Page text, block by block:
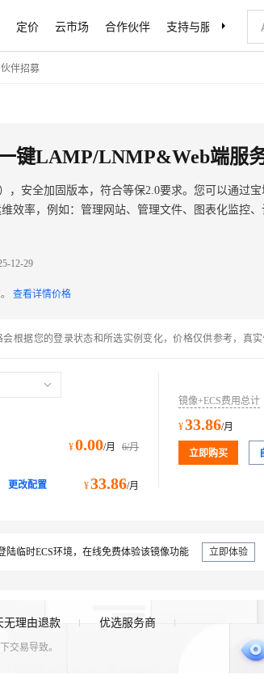
定价 云市场 合作伙伴 支持与服务 了
伙伴招募
键LAMP/LNMP&Web端服
安全加固版本，符合等保2.0要求。您可以通过宝
效率，例如：管理网站、管理文件、图表化监控、
12-29
查看详情价格
根据您的登录状态和所选实例变化，价格仅供参考，真实
¥0.00/月 6/月
更改配置 ¥33.86/月
镜像+ECS费用总计
¥33.86/月
立即购买
临时ECS环境，在线免费体验该镜像功能 立即体验
无理由退款 优选服务商
交易导致。